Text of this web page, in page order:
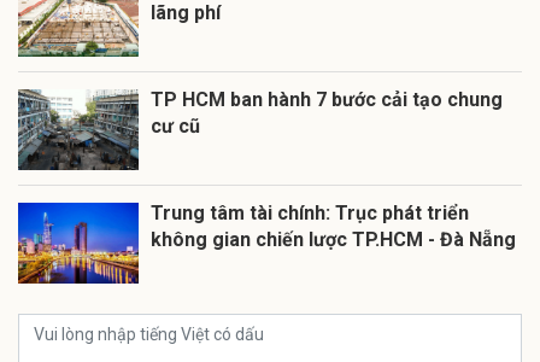
lãng phí
TP HCM ban hành 7 bước cải tạo chung
cư cũ
Trung tâm tài chính: Trục phát triển
không gian chiến lược TP.HCM - Đà Nẵng